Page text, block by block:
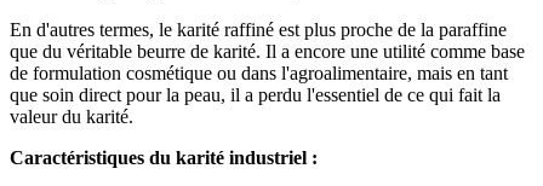
En d'autres termes, le karité raffiné est plus proche de la paraffine
que du véritable beurre de karité. Il a encore une utilité comme base
de formulation cosmétique ou dans l'agroalimentaire, mais en tant
que soin direct pour la peau, il a perdu l'essentiel de ce qui fait la
valeur du karité.
Caractéristiques du karité industriel :